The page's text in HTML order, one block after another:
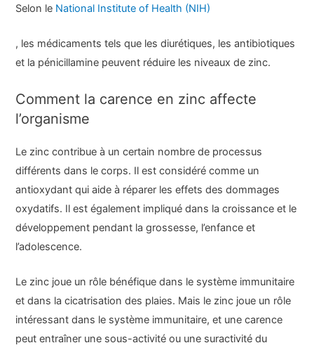
Selon le National Institute of Health (NIH)
, les médicaments tels que les diurétiques, les antibiotiques
et la pénicillamine peuvent réduire les niveaux de zinc.
Comment la carence en zinc affecte
l’organisme
Le zinc contribue à un certain nombre de processus
différents dans le corps. Il est considéré comme un
antioxydant qui aide à réparer les effets des dommages
oxydatifs. Il est également impliqué dans la croissance et le
développement pendant la grossesse, l’enfance et
l’adolescence.
Le zinc joue un rôle bénéfique dans le système immunitaire
et dans la cicatrisation des plaies. Mais le zinc joue un rôle
intéressant dans le système immunitaire, et une carence
peut entraîner une sous-activité ou une suractivité du